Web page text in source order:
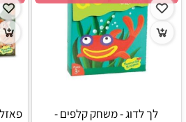
לך לדוג - משחק קלפים -